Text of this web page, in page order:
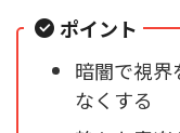
ポイント
暗闇で視界
なくする